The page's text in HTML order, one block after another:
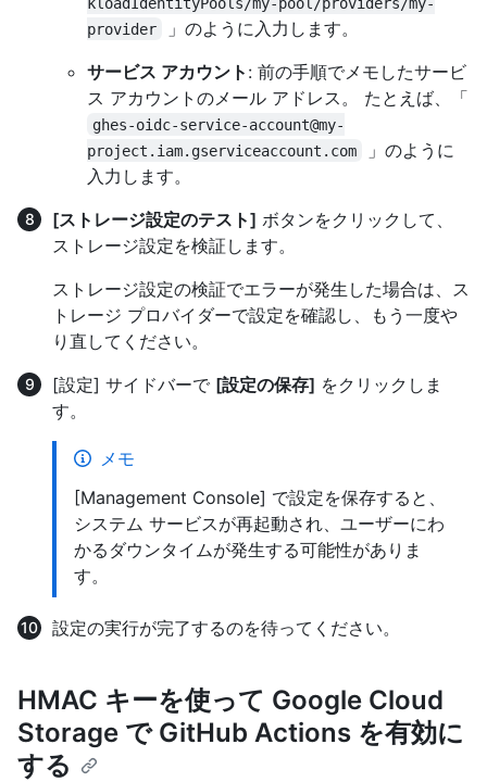
provider
」のように入力します。
サービス アカウント : 前の手順でメモしたサービ
ス アカウントのメール アドレス。 たとえば、「
ghes-oidc-service-account@my-
project.iam.gserviceaccount.com
」のように
入力します。
[ストレージ設定のテスト] ボタンをクリックして、
ストレージ設定を検証します。
ストレージ設定の検証でエラーが発生した場合は、ス
トレージ プロバイダーで設定を確認し、もう一度や
り直してください。
[設定] サイドバーで [設定の保存] をクリックしま
す。
メモ
[Management Console] で設定を保存すると、
システム サービスが再起動され、ユーザーにわ
かるダウンタイムが発生する可能性がありま
す。
設定の実行が完了するのを待ってください。
HMAC キーを使って Google Cloud
Storage で GitHub Actions を有効に
する